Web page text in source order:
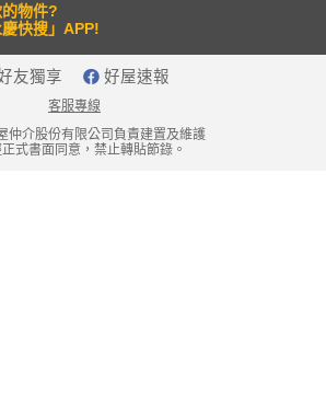
物件?
快搜」APP!
友獨享 好屋速報
客服專線
仲介股份有限公司負責建置及維護
式書面同意，禁止轉貼節錄。